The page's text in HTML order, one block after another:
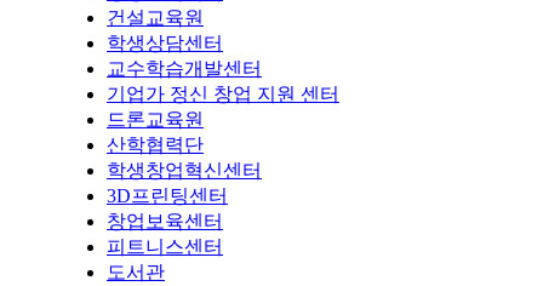
건설교육원
학생상담센터
교수학습개발센터
기업가 정신 창업 지원 센터
드론교육원
산학협력단
학생창업혁신센터
3D프린팅센터
창업보육센터
피트니스센터
도서관